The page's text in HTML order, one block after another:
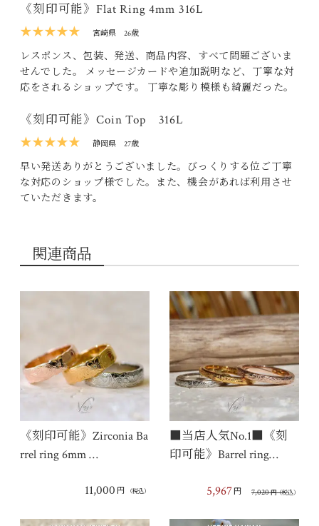
《刻印可能》Flat Ring 4mm 316L
★★★★★
宮崎県 26歳
レスポンス、包装、発送、商品内容、すべて問題ございま
せんでした。 メッセージカードや追加説明など、丁寧な対
応をされるショップです。 丁寧な彫り模様も綺麗だった。
《刻印可能》Coin Top 316L
★★★★★
静岡県 27歳
早い発送ありがとうございました。びっくりする位ご丁寧
な対応のショップ様でした。また、機会があれば利用させ
ていただきます。
関連商品
《刻印可能》Zirconia Ba
rrel ring 6mm …
11,000 円 （税込）
■当店人気No.1■《刻
印可能》Barrel ring…
7,020円（税込）
5,967 円